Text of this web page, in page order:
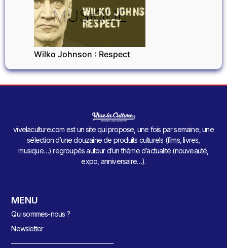
MUSIQUE
Wilko Johnson : Respect
vivelaculture.com est un site qui propose, une fois par semaine, une
sélection d’une douzaine de produits culturels (films, livres,
musique…) regroupés autour d’un thème d’actualité (nouveauté,
expo, anniversaire…).
MENU
Qui sommes-nous ?
Newsletter